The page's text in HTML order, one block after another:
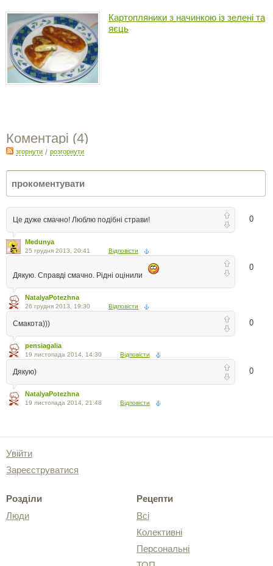
Картопляники з начинкою із зелені та
яєць
Коментарі (4)
згорнути / розгорнути
0
Це дуже смачно! Люблю подібні страви!
Medunya
25 грудня 2013, 20:41 Відповісти
0
Дякую. Справді смачно. Рідні оцінили
NatalyaPotezhna
26 грудня 2013, 19:30 Відповісти
0
Смакота)))
pensiagalia
19 листопада 2014, 14:30 Відповісти
0
Дякую)
NatalyaPotezhna
19 листопада 2014, 21:48 Відповісти
Увійти
Зареєструватися
Розділи
Люди
Рецепти
Всі
Колективні
Персональні